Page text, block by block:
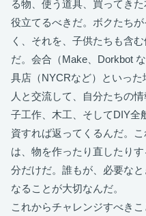
る物、使う道具、買ってき
役立てるべきだ。ボクたち
く、それを、子供たちも含
だ。会合（Make、Dorkbot
具店（NYCRなど）といっ
人と交流して、自分たちの
子工作、木工、そしてDIY全
資すれば返ってくるんだ。
は、物を作ったり直したり
分だけだ。誰もが、必要な
なることが大切なんだ。
これからチャレンジすべき